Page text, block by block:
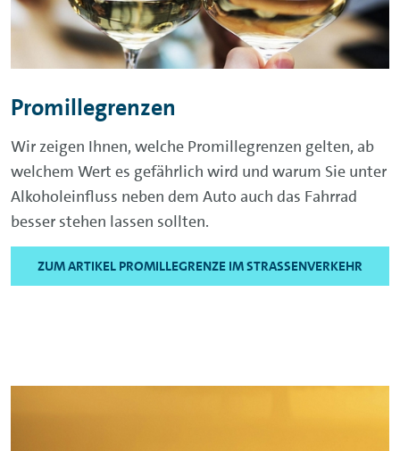
Promillegrenzen
Wir zeigen Ihnen, welche Promillegrenzen gelten, ab
welchem Wert es gefährlich wird und warum Sie unter
Alkoholeinfluss neben dem Auto auch das Fahrrad
besser stehen lassen sollten.
ZUM ARTIKEL PROMILLEGRENZE IM STRASSENVERKEHR